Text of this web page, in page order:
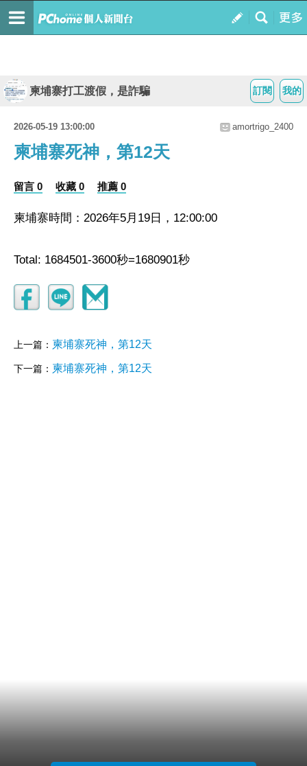
我的
訂閱
柬埔寨打工渡假，是詐騙
2026-05-19 13:00:00 amortrigo_2400
柬埔寨死神，第12天
留言 0 收藏 0 推薦 0
柬埔寨時間：2026年5月19日，12:00:00
Total: 1684501-3600秒=1680901秒
上一篇： 柬埔寨死神，第12天
下一篇： 柬埔寨死神，第12天